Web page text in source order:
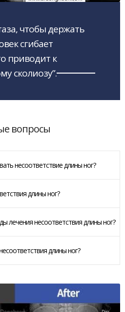
чтобы держать
сгибает
приводит к
сколиозу”.
вопросы
несоответствие длины ног?
длины ног?
лечения несоответствия длины ног?
длины ног?